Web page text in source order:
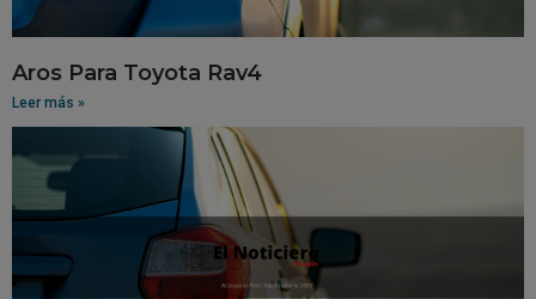
Aros Para Toyota Rav4
Leer más »